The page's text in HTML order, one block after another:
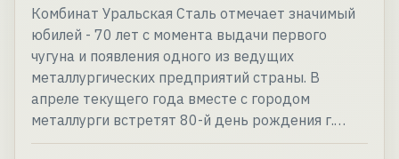
Комбинат Уральская Сталь отмечает значимый
юбилей - 70 лет с момента выдачи первого
чугуна и появления одного из ведущих
металлургических предприятий страны. В
апреле текущего года вместе с городом
металлурги встретят 80-й день рождения г.…